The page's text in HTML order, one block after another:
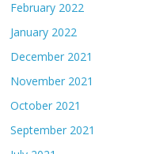
February 2022
January 2022
December 2021
November 2021
October 2021
September 2021